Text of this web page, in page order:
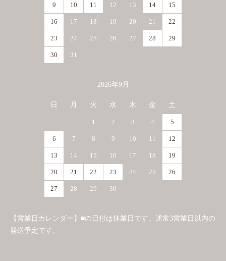
9 10 11 12 13 14 15
16 17 18 19 20 21 22
23 24 25 26 27 28 29
30 31
2026年9月
日 月 火 水 木 金 土
1 2 3 4 5
6 7 8 9 10 11 12
13 14 15 16 17 18 19
20 21 22 23 24 25 26
27 28 29 30
【営業日カレンダー】■の日付は休業日です。通常3営業日以内の
発送予定です。